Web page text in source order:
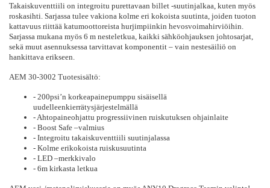
Takaiskuventtiili on integroitu purettavaan billet -suutinjalkaa, kuten myös
roskasihti. Sarjassa tulee vakiona kolme eri kokoista suutinta, joiden tuoton
kattavuus riittää katumoottoreista hurjimpiinkin hevosvoimahirviöihin.
Sarjassa mukana myös 6 m nesteletkua, kaikki sähköohjauksen johtosarjat,
sekä muut asennuksessa tarvittavat komponentit – vain nestesäiliö on
hankittava erikseen.
AEM 30-3002 Tuotesisältö:
- 200psi’n korkeapainepumppu sisäisellä
uudelleenkierrätysjärjestelmällä
- Ahtopaineohjattu progressiivinen ruiskutuksen ohjainlaite
- Boost Safe –valmius
- Integroitu takaiskuventtiili suutinjalassa
- Kolme erikokoista ruiskusuutinta
- LED –merkkivalo
- 6m kirkasta letkua